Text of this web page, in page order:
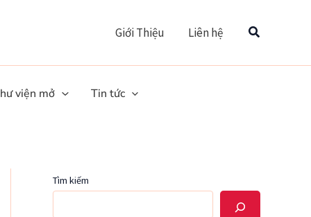
Giới Thiệu Liên hệ Tìm
viện mở Tin tức
Tìm kiếm